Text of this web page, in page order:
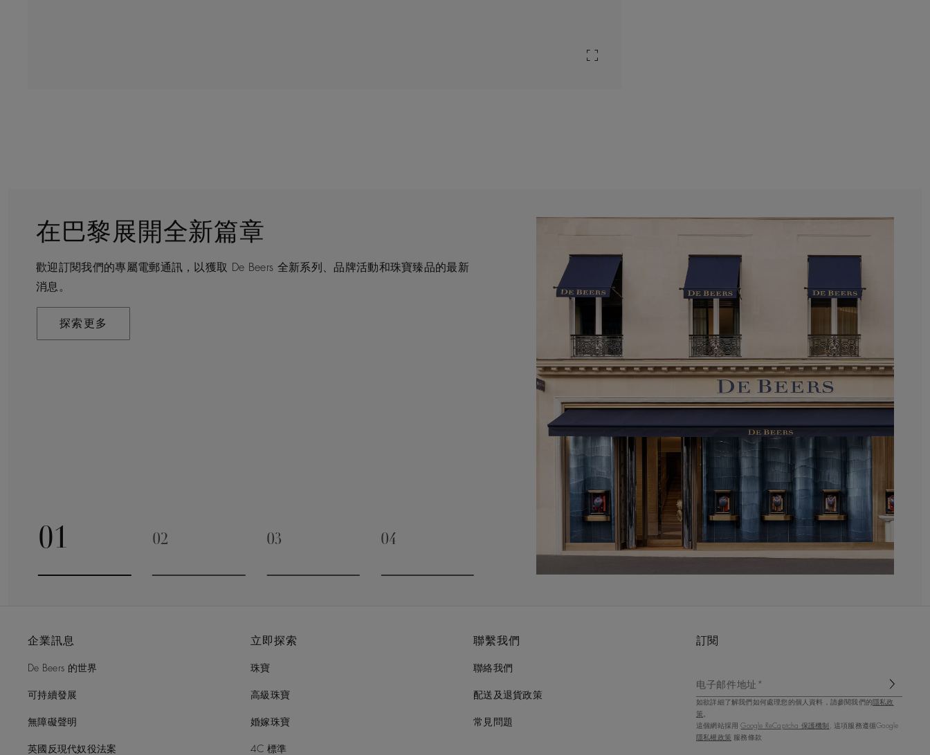
在巴黎展開全新篇章
歡迎訂閱我們的專屬電郵通訊，以獲取 De Beers 全新系列、品牌活動和珠寶臻品的最新
消息。
探索更多
守護永恒
De Beers 在全球珠寶領域獨樹一幟，因為我們是唯一與鑽石原產地有直接連結的奢華珠
寶品牌。
探索更多
顧客服務
無論您是透過線上購物或造訪實體精品店，我們始終致力於為您提供個人化的購物體
驗。預約於店內或線上進行鑑賞，透過私人諮詢獲取來自於專家的協助與指導。
瞭解更多
De Beers 的世界
De Beers 成立於倫敦，靈感來自非洲的自然，是奢華鑽石珠寶的巔峰。我們的創意和工
藝將鑽石轉化為永恆和標誌性的設計。
探索更多
01
Go to slide 1
02 03 04
企業訊息
De Beers 的世界
可持續發展
無障礙聲明
英國反現代奴役法案
立即探索
珠寶
高級珠寶
婚嫁珠寶
4C 標準
聯繫我們
聯絡我們
配送及退貨政策
常見問題
訂閱
电子邮件地址*
如欲詳細了解我們如何處理您的個人資料，請參閱我們的 隱私政
策 。
這個網站採用Google ReCaptcha 保護機制 , 這項服務遵循Google
隱私權政策 服務條款